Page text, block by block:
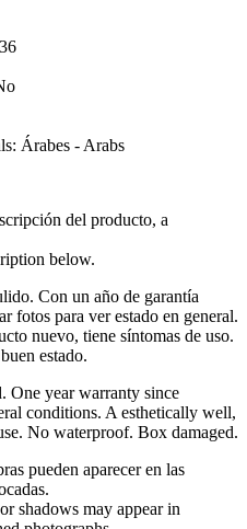
Árabes - Arabs
del producto, a
below.
Con un año de garantía
fotos para ver estado en general.
nuevo, tiene síntomas de uso.
estado.
One year warranty since
conditions. A esthetically well,
No waterproof. Box damaged.
pueden aparecer en las
shadows may appear in